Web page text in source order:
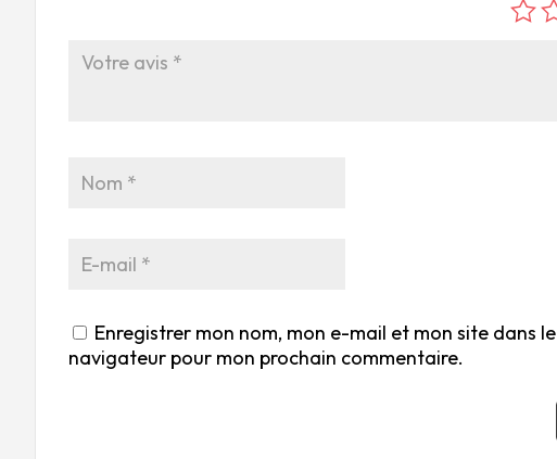
Enregistrer mon nom, mon e-mail et mon site dans le
navigateur pour mon prochain commentaire.